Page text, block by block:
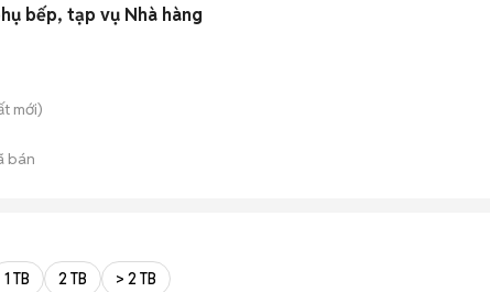
bếp, tạp vụ Nhà hàng
mới)
bán
1 TB 2 TB > 2 TB